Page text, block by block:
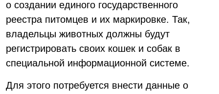
о создании единого государственного
реестра питомцев и их маркировке. Так,
владельцы животных должны будут
регистрировать своих кошек и собак в
специальной информационной системе.
Для этого потребуется внести данные о